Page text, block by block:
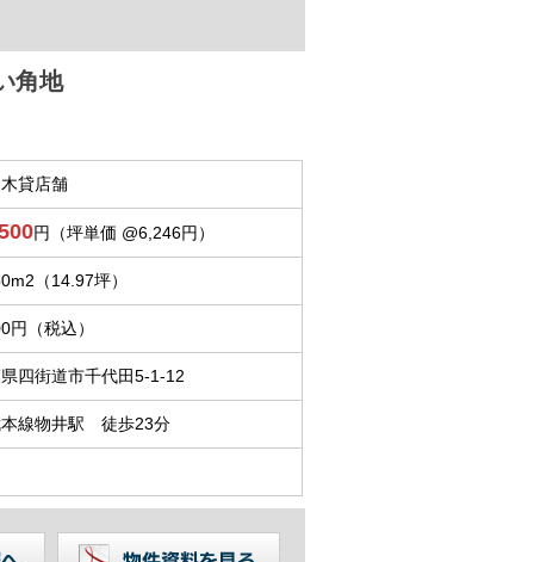
角地
貸店舗
円（坪単価 @6,246円）
2 （14.97坪）
円（税込）
四街道市千代田5-1-12
線物井駅 徒歩23分